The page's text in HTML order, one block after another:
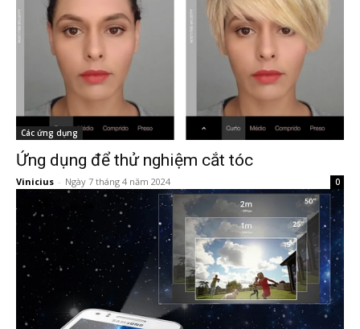
Các ứng dụng
Ứng dụng để thử nghiệm cắt tóc
Vinicius - Ngày 7 tháng 4 năm 2024 0